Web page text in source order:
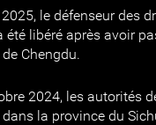
le défenseur des
été libéré après avoir
Chengdu.
2024, les autorités
dans la province du